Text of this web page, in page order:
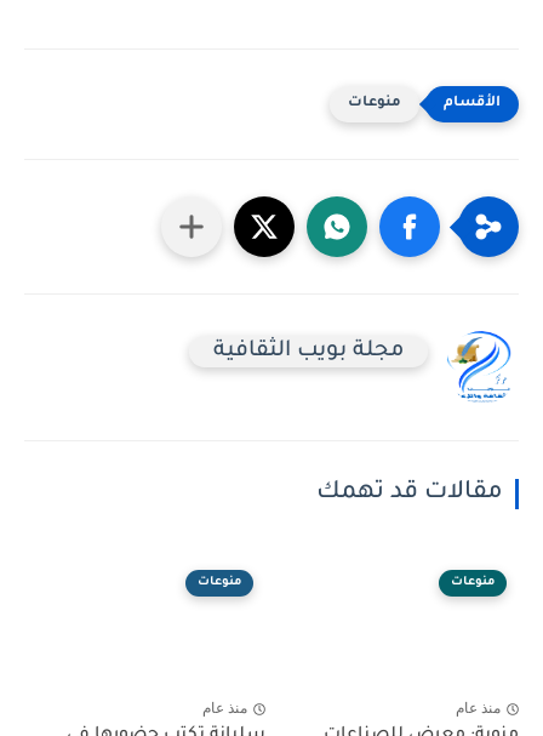
منوعات
مجلة بويب الثقافية
مقالات قد تهمك
منوعات
منذ عام
منوعات
منذ عام